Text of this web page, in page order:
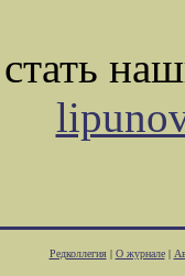
Редколлегия| О журнале|